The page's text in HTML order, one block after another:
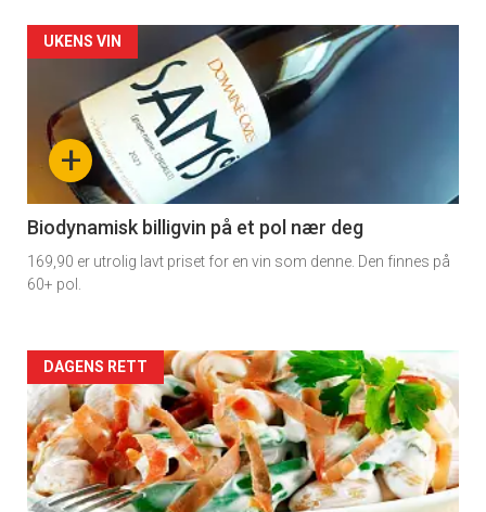
Forsiden
akkurat
nå
4
+
UKENS VIN
Biodynamisk billigvin på et pol nær deg
169,90 er utrolig lavt priset for en vin som denne. Den finnes på
60+ pol.
Forsiden
akkurat
nå
DAGENS RETT